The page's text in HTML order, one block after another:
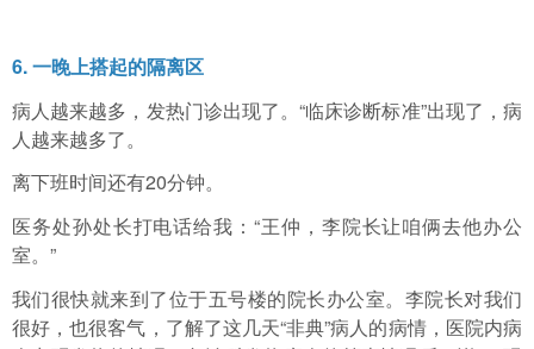
6. 一晚上搭起的隔离区
病人越来越多，发热门诊出现了。“临床诊断标准”出现了，病
人越来越多了。
离下班时间还有20分钟。
医务处孙处长打电话给我：“王仲，李院长让咱俩去他办公
室。”
我们很快就来到了位于五号楼的院长办公室。李院长对我们
很好，也很客气，了解了这几天“非典”病人的病情，医院内病